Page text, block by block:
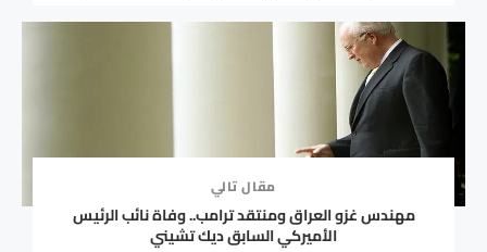
مقال تالي
مهندس غزو العراق ومنتقد ترامب.. وفاة نائب الرئيس
الأميركي السابق ديك تشيني